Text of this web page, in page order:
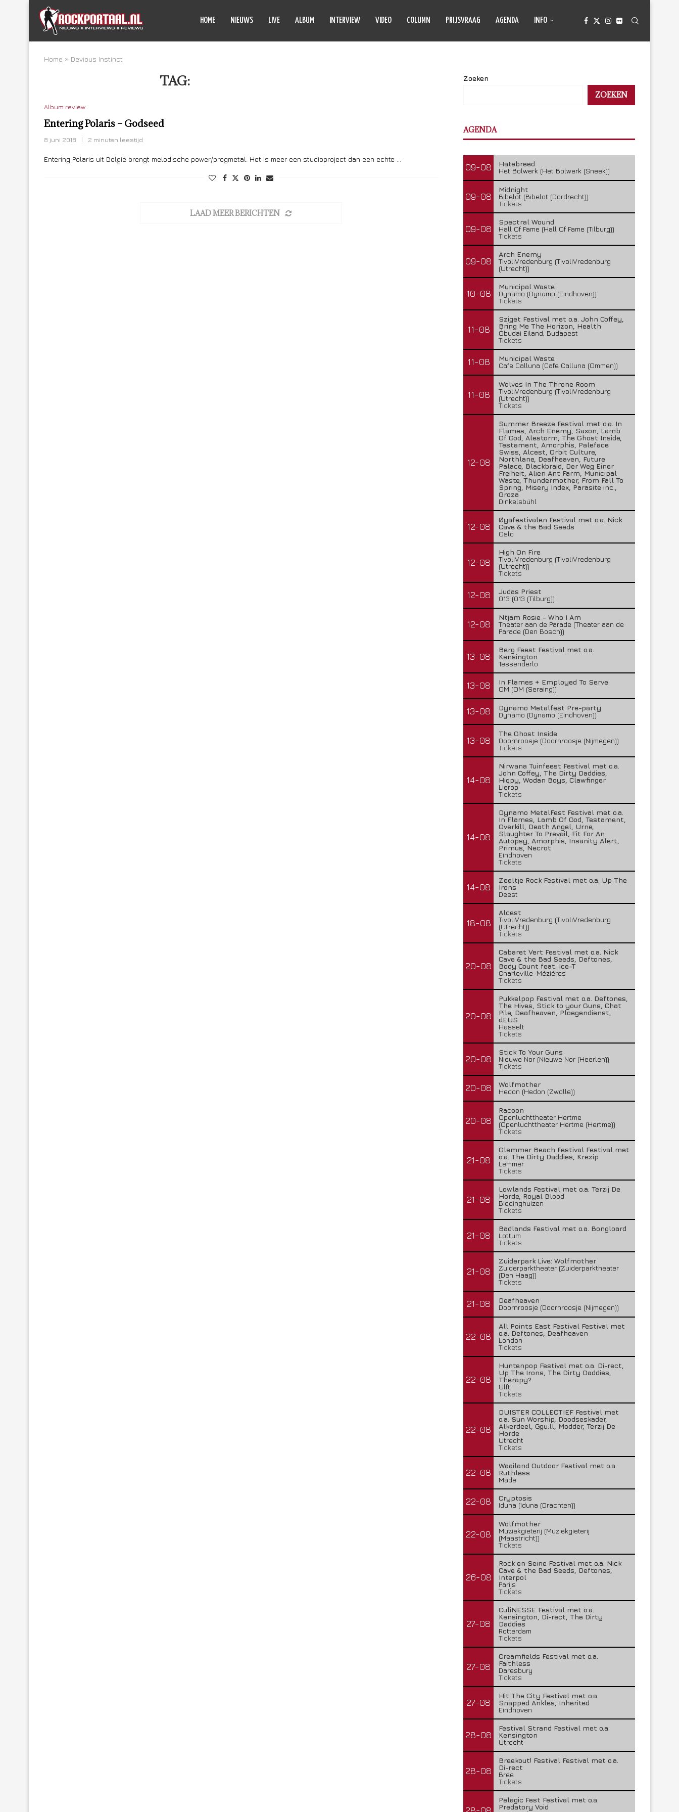
HOME NIEUWS LIVE ALBUM INTERVIEW VIDEO COLUMN PRIJSVRAAG AGENDA INFO
Home » Devious Instinct
TAG:
Album review
Entering Polaris – Godseed
8 juni 2018 2 minuten leestijd
Entering Polaris uit België brengt melodische power/progmetal. Het is meer een studioproject dan een echte …
LAAD MEER BERICHTEN
Zoeken
ZOEKEN
AGENDA
09-08
Hatebreed
Het Bolwerk (Het Bolwerk (Sneek))
09-08
Midnight
Bibelot (Bibelot (Dordrecht))
Tickets
09-08
Spectral Wound
Hall Of Fame (Hall Of Fame (Tilburg))
Tickets
09-08
Arch Enemy
TivoliVredenburg (TivoliVredenburg
(Utrecht))
10-08
Municipal Waste
Dynamo (Dynamo (Eindhoven))
Tickets
11-08
Sziget Festival met o.a. John Coffey,
Bring Me The Horizon, Health
Óbudai Eiland, Budapest
Tickets
11-08
Municipal Waste
Cafe Calluna (Cafe Calluna (Ommen))
11-08
Wolves In The Throne Room
TivoliVredenburg (TivoliVredenburg
(Utrecht))
Tickets
12-08
Summer Breeze Festival met o.a. In
Flames, Arch Enemy, Saxon, Lamb
Of God, Alestorm, The Ghost Inside,
Testament, Amorphis, Paleface
Swiss, Alcest, Orbit Culture,
Northlane, Deafheaven, Future
Palace, Blackbraid, Der Weg Einer
Freiheit, Alien Ant Farm, Municipal
Waste, Thundermother, From Fall To
Spring, Misery Index, Parasite inc.,
Groza
Dinkelsbühl
12-08
Øyafestivalen Festival met o.a. Nick
Cave & the Bad Seeds
Oslo
12-08
High On Fire
TivoliVredenburg (TivoliVredenburg
(Utrecht))
Tickets
12-08
Judas Priest
013 (013 (Tilburg))
12-08
Ntjam Rosie - Who I Am
Theater aan de Parade (Theater aan de
Parade (Den Bosch))
13-08
Berg Feest Festival met o.a.
Kensington
Tessenderlo
13-08
In Flames + Employed To Serve
OM (OM (Seraing))
13-08
Dynamo Metalfest Pre-party
Dynamo (Dynamo (Eindhoven))
13-08
The Ghost Inside
Doornroosje (Doornroosje (Nijmegen))
Tickets
14-08
Nirwana Tuinfeest Festival met o.a.
John Coffey, The Dirty Daddies,
Hiqpy, Wodan Boys, Clawfinger
Lierop
Tickets
14-08
Dynamo MetalFest Festival met o.a.
In Flames, Lamb Of God, Testament,
Overkill, Death Angel, Urne,
Slaughter To Prevail, Fit For An
Autopsy, Amorphis, Insanity Alert,
Primus, Necrot
Eindhoven
Tickets
14-08
Zeeltje Rock Festival met o.a. Up The
Irons
Deest
18-08
Alcest
TivoliVredenburg (TivoliVredenburg
(Utrecht))
Tickets
20-08
Cabaret Vert Festival met o.a. Nick
Cave & the Bad Seeds, Deftones,
Body Count feat. Ice-T
Charleville-Mézières
Tickets
20-08
Pukkelpop Festival met o.a. Deftones,
The Hives, Stick to your Guns, Chat
Pile, Deafheaven, Ploegendienst,
dEUS
Hasselt
Tickets
20-08
Stick To Your Guns
Nieuwe Nor (Nieuwe Nor (Heerlen))
Tickets
20-08
Wolfmother
Hedon (Hedon (Zwolle))
20-08
Racoon
Openluchttheater Hertme
(Openluchttheater Hertme (Hertme))
Tickets
21-08
Glemmer Beach Festival Festival met
o.a. The Dirty Daddies, Krezip
Lemmer
Tickets
21-08
Lowlands Festival met o.a. Terzij De
Horde, Royal Blood
Biddinghuizen
Tickets
21-08
Badlands Festival met o.a. Bongloard
Lottum
Tickets
21-08
Zuiderpark Live: Wolfmother
Zuiderparktheater (Zuiderparktheater
(Den Haag))
Tickets
21-08
Deafheaven
Doornroosje (Doornroosje (Nijmegen))
22-08
All Points East Festival Festival met
o.a. Deftones, Deafheaven
London
Tickets
22-08
Huntenpop Festival met o.a. Di-rect,
Up The Irons, The Dirty Daddies,
Therapy?
Ulft
Tickets
22-08
DUISTER COLLECTIEF Festival met
o.a. Sun Worship, Doodseskader,
Alkerdeel, Ggu:ll, Modder, Terzij De
Horde
Utrecht
Tickets
22-08
Waailand Outdoor Festival met o.a.
Ruthless
Made
22-08
Cryptosis
Iduna (Iduna (Drachten))
22-08
Wolfmother
Muziekgieterij (Muziekgieterij
(Maastricht))
Tickets
26-08
Rock en Seine Festival met o.a. Nick
Cave & the Bad Seeds, Deftones,
Interpol
Parijs
Tickets
27-08
CuliNESSE Festival met o.a.
Kensington, Di-rect, The Dirty
Daddies
Rotterdam
Tickets
27-08
Creamfields Festival met o.a.
Faithless
Daresbury
Tickets
27-08
Hit The City Festival met o.a.
Snapped Ankles, Inherited
Eindhoven
28-08
Festival Strand Festival met o.a.
Kensington
Utrecht
28-08
Breekout! Festival Festival met o.a.
Di-rect
Bree
Tickets
Pelagic Fest Festival met o.a.
Predatory Void